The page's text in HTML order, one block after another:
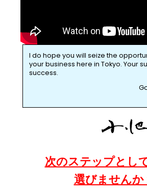
I do hope you will seize the
your business here in Tokyo. Your
success.
次のステップとし
選びませんか